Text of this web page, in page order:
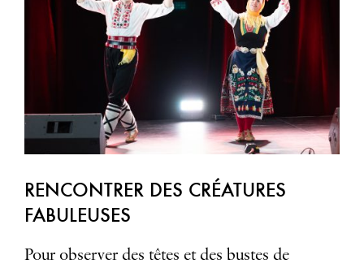
RENCONTRER DES CRÉATURES
FABULEUSES
Pour observer des têtes et des bustes de